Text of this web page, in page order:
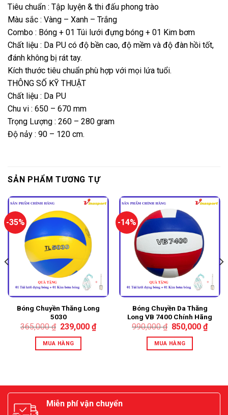
Tiêu chuẩn : Tập luyện & thi đấu phong trào
Màu sắc : Vàng – Xanh – Trắng
Combo : Bóng + 01 Túi lưới đựng bóng + 01 Kim bơm
Chất liệu : Da PU có độ bền cao, độ mềm và độ đàn hồi tốt,
đánh không bị rát tay.
Kích thước tiêu chuẩn phù hợp với mọi lứa tuổi. ️️
THÔNG SỐ KỸ THUẬT
Chất liệu : Da PU
Chu vi : 650 – 670 mm
Trọng Lượng : 260 – 280 gram
Độ nảy : 90 – 120 cm.
SẢN PHẨM TƯƠNG TỰ
-35%
Bóng Chuyền Thăng Long
5030
365,000₫ 239,000 ₫
MUA HÀNG
-14%
Bóng Chuyền Da Thăng
Long VB 7400 Chính Hãng
Da PU Nhật Màu Đỏ
990,000₫ 850,000 ₫
MUA HÀNG
Miễn phí vận chuyển